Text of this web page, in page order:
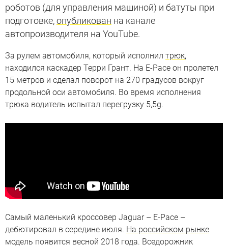
роботов (для управления машиной) и батуты при
подготовке,опубликован на канале
автопроизводителя на YouTube.
За рулем автомобиля, который исполнил трюк,
находился каскадер Терри Грант. На E-Pace он пролетел
15 метров и сделал поворот на 270 градусов вокруг
продольной оси автомобиля. Во время исполнения
трюка водитель испытал перегрузку 5,5g.
Самый маленький кроссовер Jaguar – E-Pace –
дебютировал в середине июля. На российском рынке
модель появится весной 2018 года. Вседорожник